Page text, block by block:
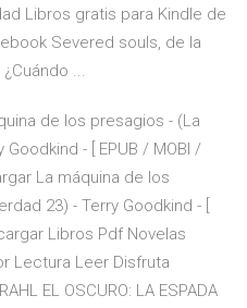
Libros gratis para Kindle de
Severed souls, de la
...
de los presagios - (La
- [ EPUB / MOBI /
La máquina de los
23) - Terry Goodkind - [
Libros Pdf Novelas
Lectura Leer Disfruta
EL OSCURO: LA ESPADA